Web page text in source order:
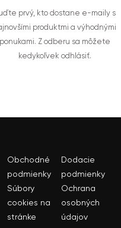
prvý, kto dostane e-maily s
produktmi a výhodnými
ponukami. Z odberu sa môžete
kedykoľvek odhlásiť.
Obchodné
podmienky
Dodacie
podmienky
Súbory
cookies na
stránke
Ochrana
osobných
údajov